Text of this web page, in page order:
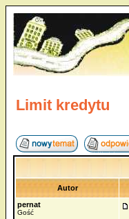
Limit kredytu
Autor
pernat
Gość